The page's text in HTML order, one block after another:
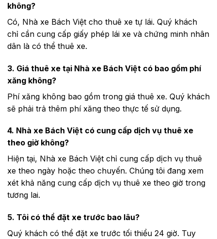
không?
Có, Nhà xe Bách Việt cho thuê xe tự lái. Quý khách
chỉ cần cung cấp giấy phép lái xe và chứng minh nhân
dân là có thể thuê xe.
3. Giá thuê xe tại Nhà xe Bách Việt có bao gồm phí
xăng không?
Phí xăng không bao gồm trong giá thuê xe. Quý khách
sẽ phải trả thêm phí xăng theo thực tế sử dụng.
4. Nhà xe Bách Việt có cung cấp dịch vụ thuê xe
theo giờ không?
Hiện tại, Nhà xe Bách Việt chỉ cung cấp dịch vụ thuê
xe theo ngày hoặc theo chuyến. Chúng tôi đang xem
xét khả năng cung cấp dịch vụ thuê xe theo giờ trong
tương lai.
5. Tôi có thể đặt xe trước bao lâu?
Quý khách có thể đặt xe trước tối thiểu 24 giờ. Tuy